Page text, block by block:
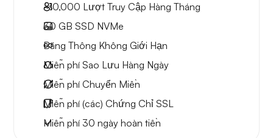
~10,000 Lượt Truy Cập Hàng Tháng
30 GB SSD NVMe
Băng Thông Không Giới Hạn
Miễn phí Sao Lưu Hàng Ngày
Miễn phí Chuyển Miền
Miễn phí (các) Chứng Chỉ SSL
Miễn phí 30 ngày hoàn tiền